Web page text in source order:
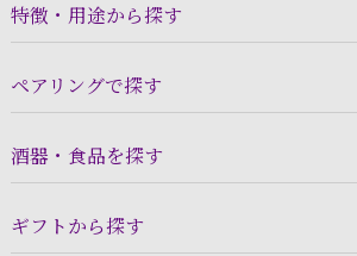
特徴・用途から探す
ペアリングで探す
酒器・食品を探す
ギフトから探す